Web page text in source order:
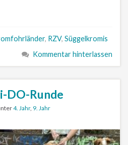
, RZV, Süggelkromis
Kommentar hinterlassen
DO-Runde
4. Jahr, 9. Jahr